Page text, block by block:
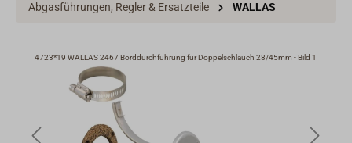
Abgasführungen, Regler & Ersatzteile
WALLAS
4723*19 WALLAS 2467 Borddurchführung für Doppelschlauch 28/45mm - Bild 1